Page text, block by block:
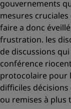
gouvernements
mesures cruciales
faire a donc
frustration. les
de discussions
conférence
protocolaire pour
difficiles décisions
ou remises à plus